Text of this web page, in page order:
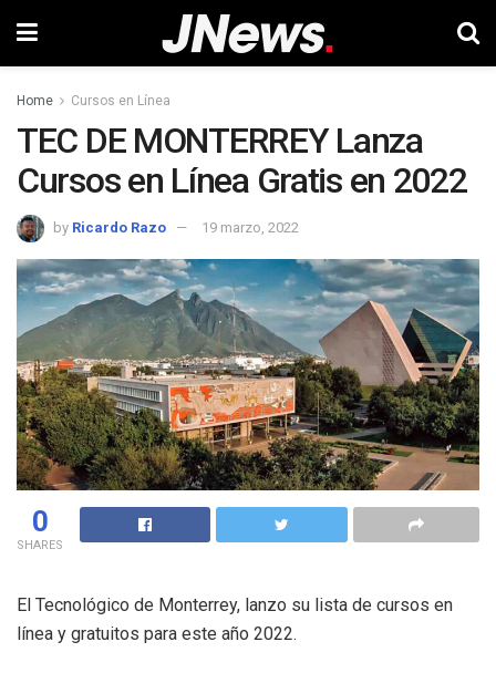
Home Cursos en Línea
TEC DE MONTERREY Lanza
Cursos en Línea Gratis en 2022
by Ricardo Razo 19 marzo, 2022
0
SHARES
El Tecnológico de Monterrey, lanzo su lista de cursos en
línea y gratuitos para este año 2022.